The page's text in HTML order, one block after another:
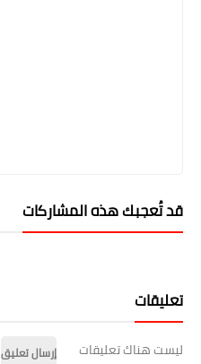
قد تُعجبك هذه المشاركات
تعليقات
ليست هناك تعليقات
إرسال تعليق